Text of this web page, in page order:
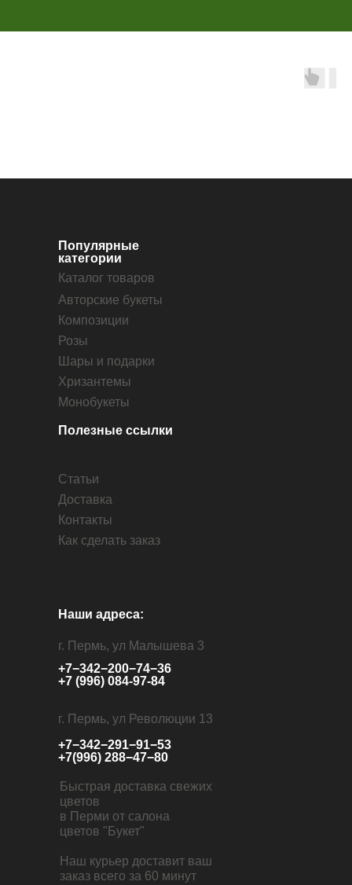
г. Пермь, ул Революции 13
г. Пермь, ул Малышева 3
Авторские букеты
Композиции
Розы
Шары и подарки
Хризантемы
Монобукеты
+7−342−291−91−53
+7(996) 288−47−80
+7−342−200−74−36
+7 (996) 084-97-84
Наши адреса:
Популярные
категории
Статьи
Доставка
Контакты
Как сделать заказ
Каталог товаров
Полезные ссылки
Быстрая доставка свежих
цветов
в Перми от салона
цветов "Букет"
Наш курьер доставит ваш
заказ всего за 60 минут